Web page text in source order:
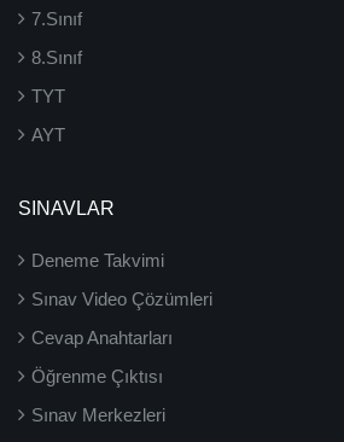
7.Sınıf
8.Sınıf
TYT
AYT
SINAVLAR
Deneme Takvimi
Sınav Video Çözümleri
Cevap Anahtarları
Öğrenme Çıktısı
Sınav Merkezleri